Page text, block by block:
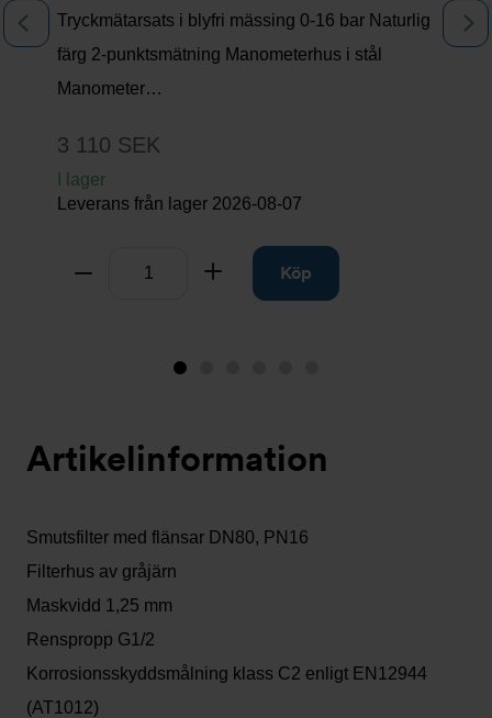
Tryckmätarsats i blyfri mässing 0-16 bar Naturlig
färg 2-punktsmätning Manometerhus i stål
Manometer…
3 110 SEK
I lager
Leverans från lager 2026-08-07
Ta bort Lägg tillKöp
Föregående
Bild
nu)
Artikelinformation
Smutsfilter med flänsar DN80, PN16
Filterhus av gråjärn
Maskvidd 1,25 mm
Renspropp G1/2
Korrosionsskyddsmålning klass C2 enligt EN12944
(AT1012)